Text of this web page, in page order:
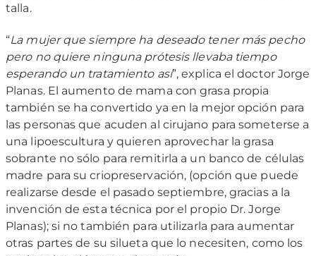
talla.
“La mujer que siempre ha deseado tener más pecho
pero no quiere ninguna prótesis llevaba tiempo
esperando un tratamiento así”, explica el doctor Jorge
Planas. El aumento de mama con grasa propia
también se ha convertido ya en la mejor opción para
las personas que acuden al cirujano para someterse a
una lipoescultura y quieren aprovechar la grasa
sobrante no sólo para remitirla a un banco de células
madre para su criopreservación, (opción que puede
realizarse desde el pasado septiembre, gracias a la
invención de esta técnica por el propio Dr. Jorge
Planas); si no también para utilizarla para aumentar
otras partes de su silueta que lo necesiten, como los